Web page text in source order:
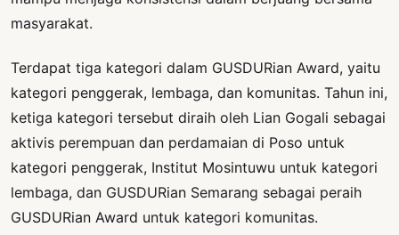
masyarakat.
Terdapat tiga kategori dalam GUSDURian Award, yaitu
kategori penggerak, lembaga, dan komunitas. Tahun ini,
ketiga kategori tersebut diraih oleh Lian Gogali sebagai
aktivis perempuan dan perdamaian di Poso untuk
kategori penggerak, Institut Mosintuwu untuk kategori
lembaga, dan GUSDURian Semarang sebagai peraih
GUSDURian Award untuk kategori komunitas.